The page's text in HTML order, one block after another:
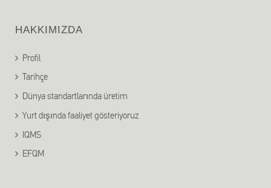
HAKKIMIZDA
Profil
Tarihçe
Dünya standartlarında üretim
Yurt dışında faaliyet gösteriyoruz
IQMS
EFQM